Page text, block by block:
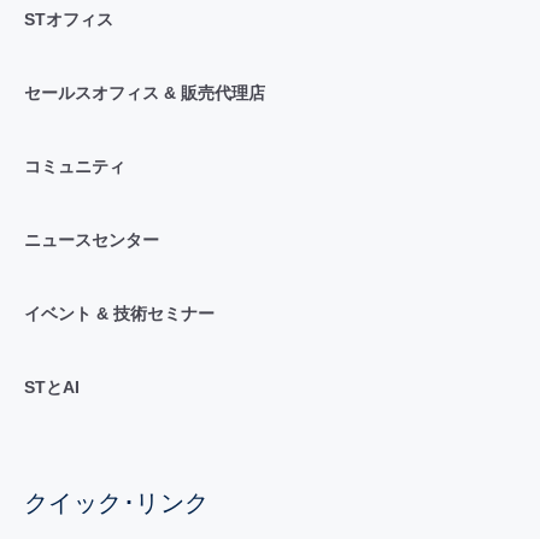
STオフィス
セールスオフィス & 販売代理店
コミュニティ
ニュースセンター
イベント & 技術セミナー
STとAI
クイック･リンク